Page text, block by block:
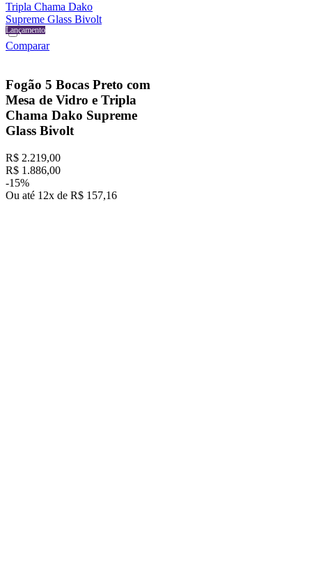
Lançamento
Lançamento
Comparar
Fogão 5 Bocas Preto com
Mesa de Vidro e Tripla
Chama Dako Supreme
Glass Bivolt
R$ 2.219,00
R$ 1 .886,00
-15%
Ou até 12x de R$ 157,16